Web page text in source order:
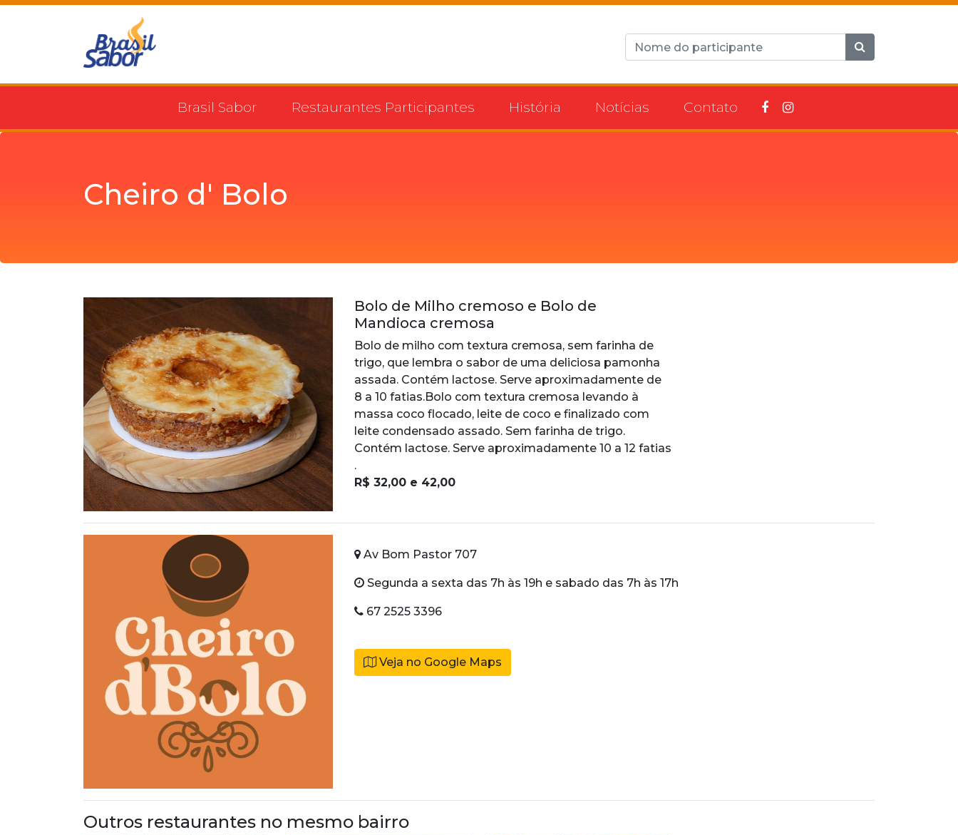
Brasil Sabor Restaurantes Participantes História Notícias Contato
Cheiro d' Bolo
Bolo de Milho cremoso e Bolo de
Mandioca cremosa
Bolo de milho com textura cremosa, sem farinha de
trigo, que lembra o sabor de uma deliciosa pamonha
assada. Contém lactose. Serve aproximadamente de
8 a 10 fatias.Bolo com textura cremosa levando à
massa coco flocado, leite de coco e finalizado com
leite condensado assado. Sem farinha de trigo.
Contém lactose. Serve aproximadamente 10 a 12 fatias
.
R$ 32,00 e 42,00
Av Bom Pastor 707
Segunda a sexta das 7h às 19h e sabado das 7h às 17h
67 2525 3396
Veja no Google Maps
Outros restaurantes no mesmo bairro